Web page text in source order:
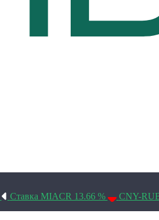
Ставка MIACR 13.66 % CNY-